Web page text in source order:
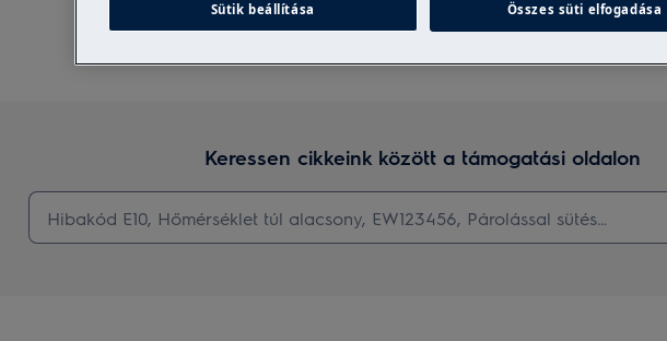
Keressen cikkeink között a támogatási oldalon
Sütik beállítása Összes süti elfogadása